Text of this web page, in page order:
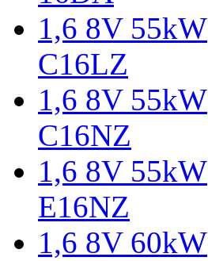
1,6 8V 55kW
C16LZ
1,6 8V 55kW
C16NZ
1,6 8V 55kW
E16NZ
1,6 8V 60kW